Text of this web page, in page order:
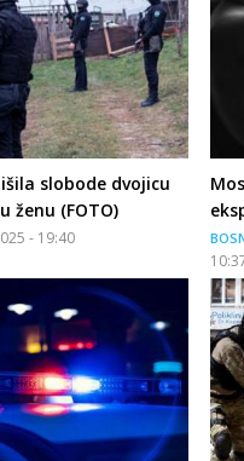
slobode dvojicu
ženu (FOTO)
- 19:40